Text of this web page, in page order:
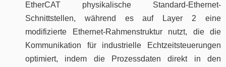
EtherCAT physikalische Standard-Ethernet-
Schnittstellen, während es auf Layer 2 eine
modifizierte Ethernet-Rahmenstruktur nutzt, die die
Kommunikation für industrielle Echtzeitsteuerungen
optimiert, indem die Prozessdaten direkt in den